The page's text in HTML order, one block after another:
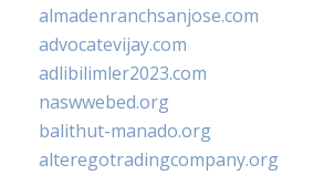
almadenranchsanjose.com
advocatevijay.com
adlibilimler2023.com
naswwebed.org
balithut-manado.org
alteregotradingcompany.org